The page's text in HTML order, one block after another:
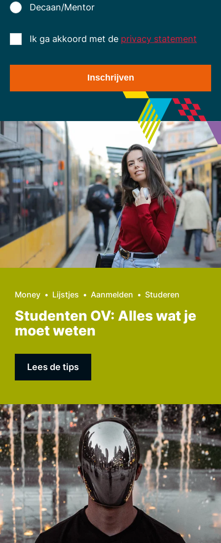
Decaan/Mentor
Ik ga akkoord met de privacy statement
Money Lijstjes Aanmelden Studeren
Studenten OV: Alles wat je
moet weten
Lees de tips